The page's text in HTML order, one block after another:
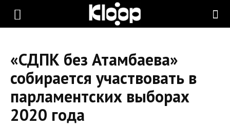
KLOOP.KG
Новости
«СДПК без Атамбаева»
собирается участвовать в
парламентских выборах
2020 года